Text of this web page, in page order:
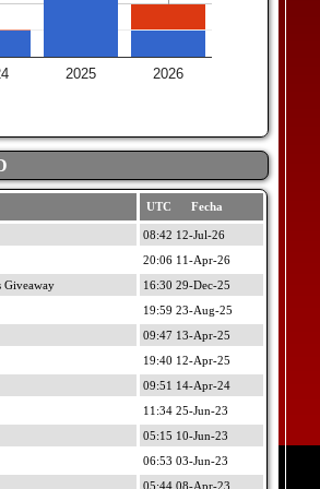
2025 2026
UTC Fecha
08:42 12-Jul-26
20:06 11-Apr-26
Giveaway
16:30 29-Dec-25
19:59 23-Aug-25
09:47 13-Apr-25
19:40 12-Apr-25
09:51 14-Apr-24
11:34 25-Jun-23
05:15 10-Jun-23
06:53 03-Jun-23
05:44 08-Apr-23